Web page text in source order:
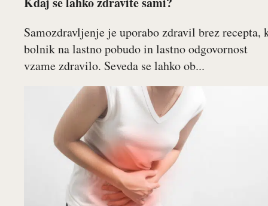
Samozdravljenje je uporabo zdravil brez recepta,
bolnik na lastno pobudo in lastno odgovornost
vzame zdravilo. Seveda se lahko ob...